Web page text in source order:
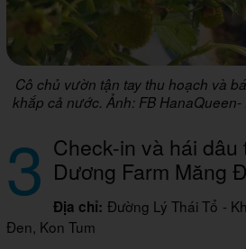
Cô chủ vườn tận tay thu hoạch và
khắp cả nước. Ảnh: FB
3 Check-in và hái dâu
Dương Farm Măng
Địa chỉ: Đường Lý Thái Tổ -
Đen, Kon Tum